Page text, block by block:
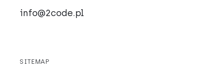
info@2code.pl
SITEMAP